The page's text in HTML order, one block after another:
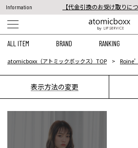
Information
【代金引換のお受け取りにつ
税込11,000円以上のご注文で
ALL ITEM BRAND RANKING
atomicboxx（アトミックボックス）TOP Roine'
表示方法の変更